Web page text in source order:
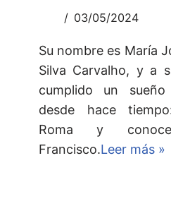
03/05/2024
Su nombre es María
Silva Carvalho, y a
cumplido un sueño
desde hace
Roma y
Francisco.Leer más »